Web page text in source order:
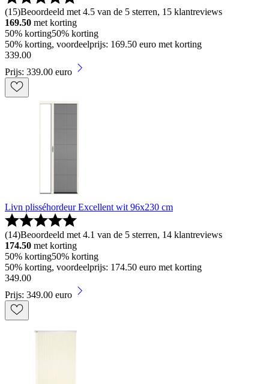
(15)Beoordeeld met 4.5 van de 5 sterren, 15 klantreviews
169.50 met korting
50% korting50% korting
50% korting, voordeelprijs: 169.50 euro met korting
339.00
Prijs: 339.00 euro
Livn plisséhordeur Excellent wit 96x230 cm
(14)Beoordeeld met 4.1 van de 5 sterren, 14 klantreviews
174.50 met korting
50% korting50% korting
50% korting, voordeelprijs: 174.50 euro met korting
349.00
Prijs: 349.00 euro